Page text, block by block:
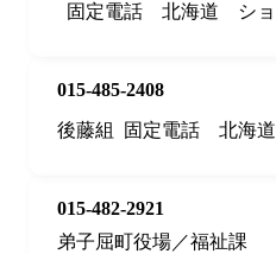
固定電話
北海道 シ
015-485-2408
後藤組
固定電話 北海道
015-482-2921
弟子屈町役場／福祉課